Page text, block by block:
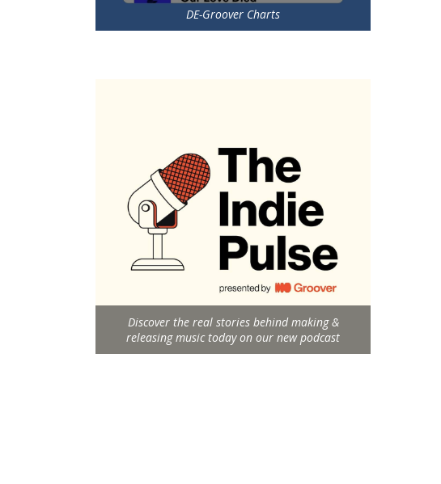
DE-Groover Charts
Discover the real stories behind making &
releasing music today on our new podcast